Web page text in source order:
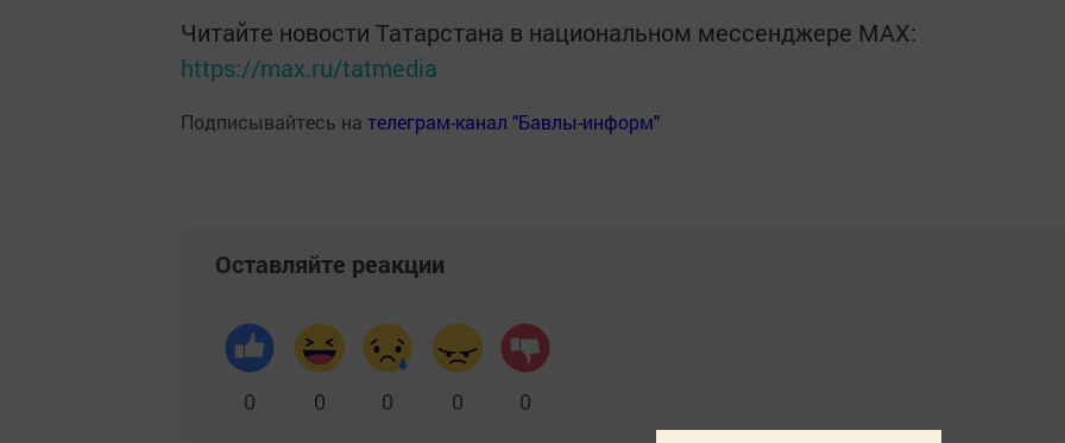
Читайте новости Татарстана в национальном мессенджере MАХ:
https://max.ru/tatmedia
Подписывайтесь на телеграм-канал "Бавлы-информ"
Оставляйте реакции
0 0 0 0 0